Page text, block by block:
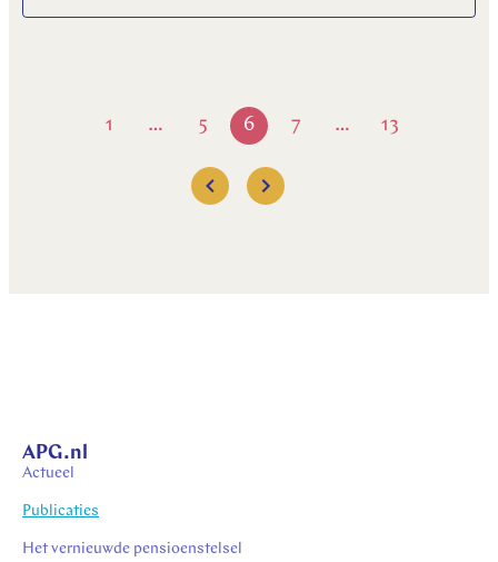
1 … 5 6 7 … 13
APG.nl
Actueel
Publicaties
Het vernieuwde pensioenstelsel